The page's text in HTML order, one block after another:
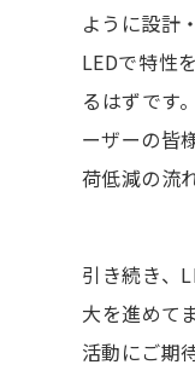
ように設計
LEDで特性
るはずです
ーザーの皆
荷低減の流
引き続き、
大を進めて
活動にご期